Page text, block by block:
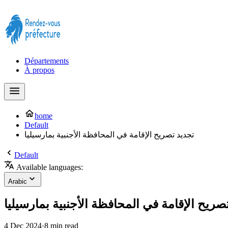
Départements
À propos
home
Default
تجديد تصريح الإقامة في المحافظة الأجنبية بمارسيليا
Default
Available languages:
Arabic
الإقامة في المحافظة الأجنبية بمارسيليا
4 Dec 2024·8 min read